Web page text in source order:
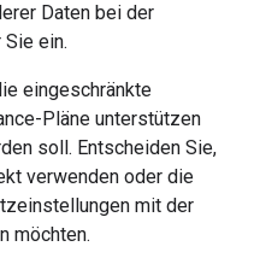
Daten bei der
ein.
eingeschränkte
Pläne unterstützen
soll. Entscheiden Sie,
verwenden oder die
mit der
möchten.